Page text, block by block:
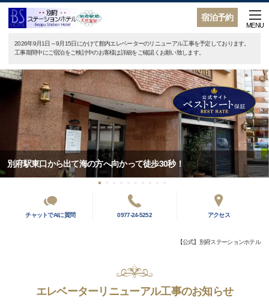
宿泊予約
MENU
2026年9月1日～9月15日にかけて館内エレベーターのリニューアル工事を予定しております。
工事期間中にご宿泊をご検討中のお客様は詳細をご確認くお願い致します。
別府駅東口から出て海の方へ向かって徒歩30秒！
チャットでAIに質問 0977-24-5252 アクセス
【公式】別府ステーションホテル
エレベーターリニューアル工事のお知らせ